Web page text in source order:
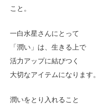
こと。
一白水星さんにとって
「潤い」は、生きる上で
活力アップに結びつく
大切なアイテムになります。
潤いをとり入れること